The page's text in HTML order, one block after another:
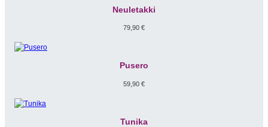
Neuletakki
79,90 €
Pusero
59,90 €
Tunika